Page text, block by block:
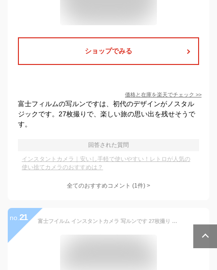
ショップでみる
価格と在庫を楽天でチェック >>
富士フィルムの写ルンですは、初代のデザインがノスタル
ジックです。27枚撮りで、楽しい旅の思い出を残せそうで
す。
回答された質問
インスタントカメラ｜安いし手軽で使いやすい！レトロが人気の
使い捨てカメラのおすすめは？
全てのおすすめコメント (1件) >
no. 21 富士フイルム インスタントカメラ 写ルンです 27枚撮り LF JDV1 SP FL 27SH 1 使い捨てカメラ